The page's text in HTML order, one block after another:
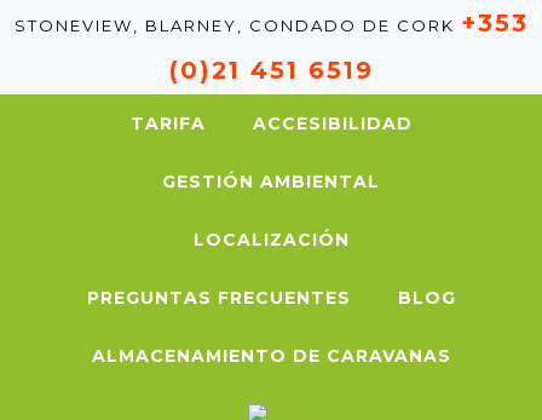
STONEVIEW, BLARNEY, CONDADO DE CORK +353
(0)21 451 6519
TARIFA ACCESIBILIDAD
GESTIÓN AMBIENTAL
LOCALIZACIÓN
PREGUNTAS FRECUENTES BLOG
ALMACENAMIENTO DE CARAVANAS